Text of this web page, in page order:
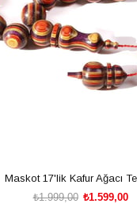
Maskot 17'lik Kafur Ağacı
₺1.599,00
₺1.999,00